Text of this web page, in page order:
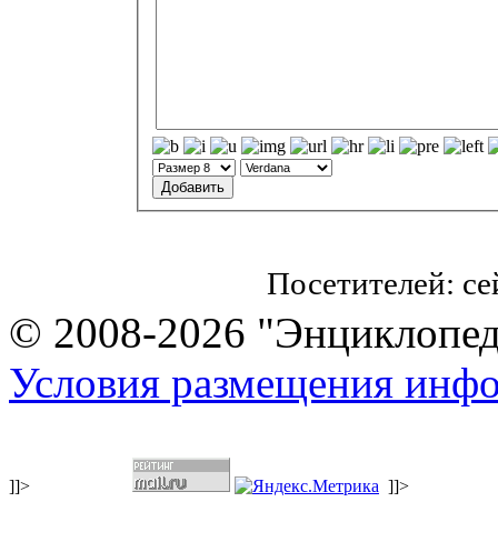
Посетителей:
© 2008-2026
Условия размещения
]]> ]]>